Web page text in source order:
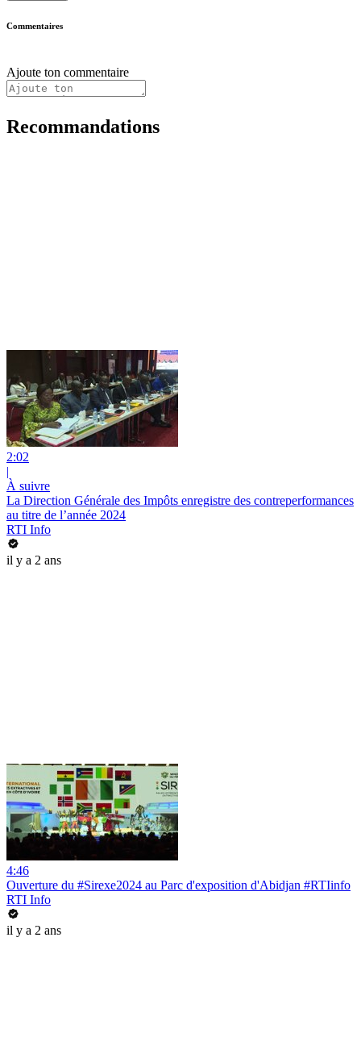
Commentaires
Ajoute ton commentaire
Recommandations
2:02
|
À suivre
La Direction Générale des Impôts enregistre des contreperformances
au titre de l’année 2024
RTI Info
il y a 2 ans
4:46
Ouverture du #Sirexe2024 au Parc d'exposition d'Abidjan #RTIinfo
RTI Info
il y a 2 ans